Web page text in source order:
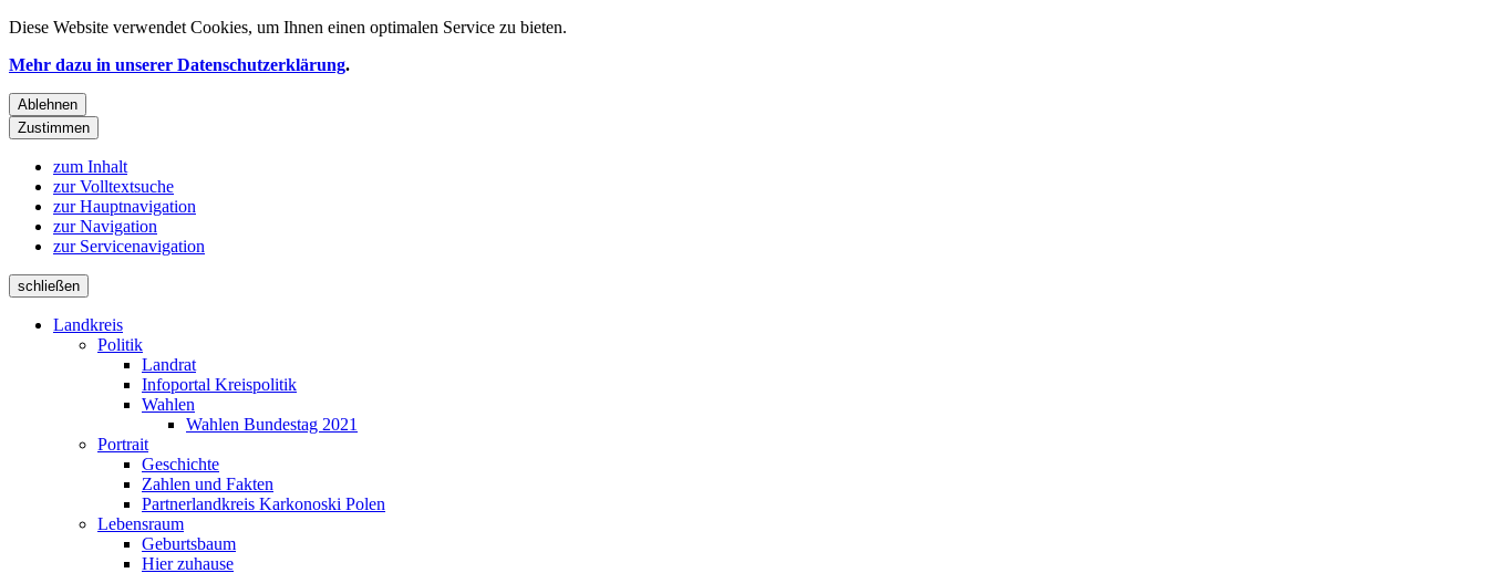
Diese Website verwendet Cookies, um Ihnen einen optimalen Service zu bieten.
Mehr dazu in unserer Datenschutzerklärung.
Ablehnen
Zustimmen
zum Inhalt
zur Volltextsuche
zur Hauptnavigation
zur Navigation
zur Servicenavigation
schließen
Landkreis
Politik
Landrat
Infoportal Kreispolitik
Wahlen
Wahlen Bundestag 2021
Portrait
Geschichte
Zahlen und Fakten
Partnerlandkreis Karkonoski Polen
Lebensraum
Geburtsbaum
Hier zuhause